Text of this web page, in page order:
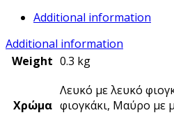
Additional information
Additional information
Weight 0.3 kg
Χρώμα
Λευκό με λευκό
φιογκάκι, Μαύρο με